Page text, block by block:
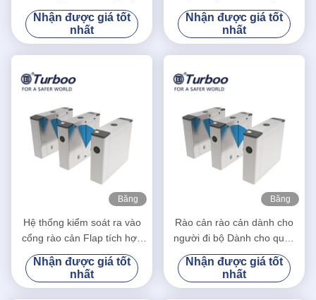
động với tính năng nhận
dạng khuôn mặt
Nhận được giá tốt
nhất
Chức năng Tự động Thiết
lập lại
Nhận được giá tốt
nhất
Băng
Hệ thống kiểm soát ra vào
cổng rào cản Flap tích hợp
đầu đọc thẻ RFID và máy
quét QR
Nhận được giá tốt
nhất
Băng
Rào cản rào cản dành cho
người đi bộ Dành cho quản
lý an ninh trong nhà và ngoài
trời
Nhận được giá tốt
nhất